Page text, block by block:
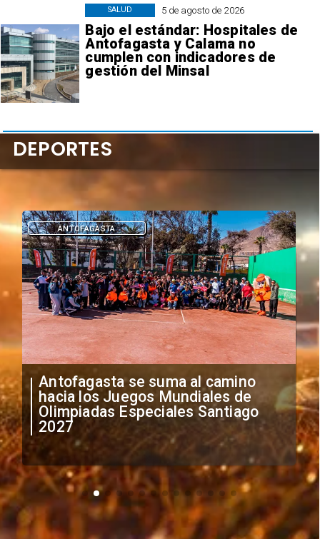
5 de agosto de 2026
Bajo el estándar: Hospitales de
Antofagasta y Calama no
cumplen con indicadores de
gestión del Minsal
SALUD
"Falta de profesionalismo": Sifup
anuncia medidas por situación
irregular de futbolistas
extranjeros
DEPORTES
DEPORTES